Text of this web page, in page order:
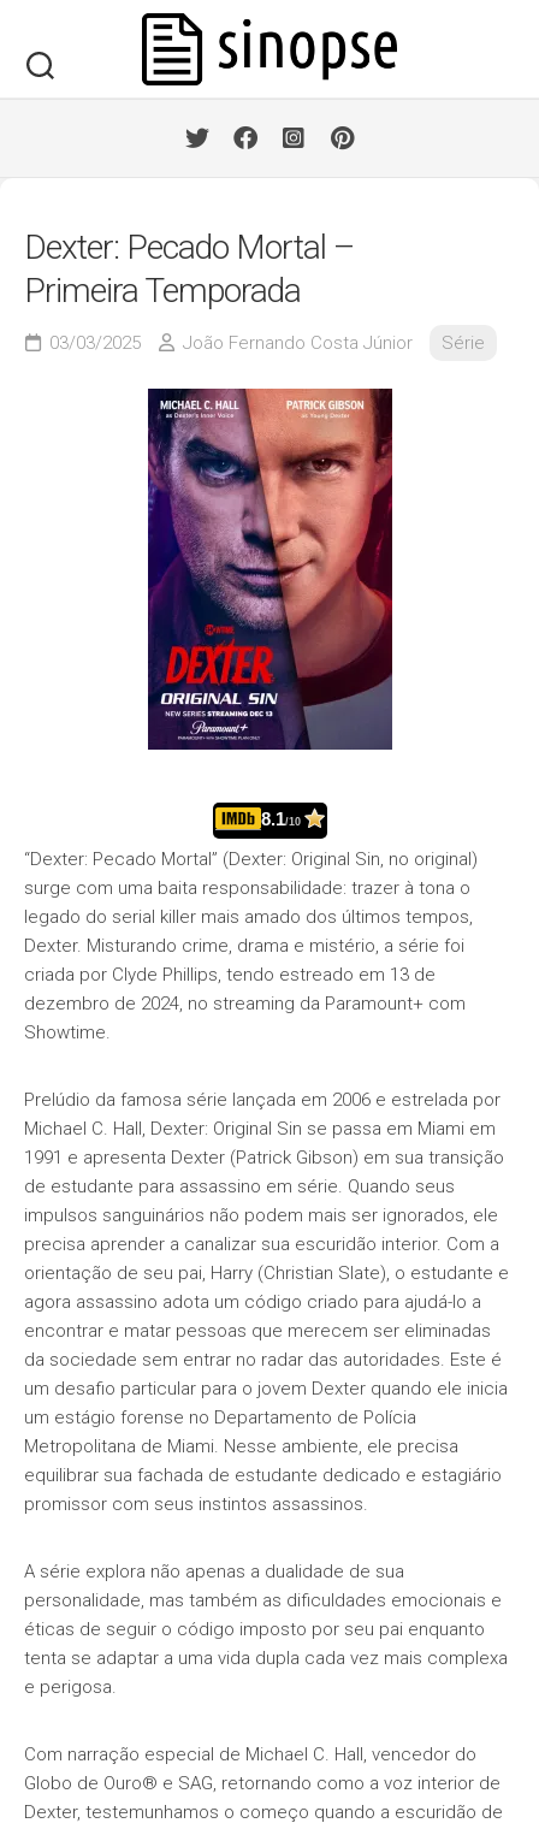
content
Dexter: Pecado Mortal –
Primeira Temporada
03/03/2025 João Fernando Costa Júnior Série
8.1/10
“Dexter: Pecado Mortal” (Dexter: Original Sin, no original)
surge com uma baita responsabilidade: trazer à tona o
legado do serial killer mais amado dos últimos tempos,
Dexter. Misturando crime, drama e mistério, a série foi
criada por Clyde Phillips, tendo estreado em 13 de
dezembro de 2024, no streaming da Paramount+ com
Showtime.
Prelúdio da famosa série lançada em 2006 e estrelada por
Michael C. Hall, Dexter: Original Sin se passa em Miami em
1991 e apresenta Dexter (Patrick Gibson) em sua transição
de estudante para assassino em série. Quando seus
impulsos sanguinários não podem mais ser ignorados, ele
precisa aprender a canalizar sua escuridão interior. Com a
orientação de seu pai, Harry (Christian Slate), o estudante e
agora assassino adota um código criado para ajudá-lo a
encontrar e matar pessoas que merecem ser eliminadas
da sociedade sem entrar no radar das autoridades. Este é
um desafio particular para o jovem Dexter quando ele inicia
um estágio forense no Departamento de Polícia
Metropolitana de Miami. Nesse ambiente, ele precisa
equilibrar sua fachada de estudante dedicado e estagiário
promissor com seus instintos assassinos.
A série explora não apenas a dualidade de sua
personalidade, mas também as dificuldades emocionais e
éticas de seguir o código imposto por seu pai enquanto
tenta se adaptar a uma vida dupla cada vez mais complexa
e perigosa.
Com narração especial de Michael C. Hall, vencedor do
Globo de Ouro® e SAG, retornando como a voz interior de
Dexter, testemunhamos o começo quando a escuridão de